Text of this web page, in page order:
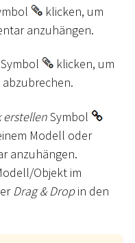
klicken, um
anzuhängen.
Symbol
klicken, um
erstellenSymbol
Modell oder
anzuhängen.
Objekt im
Drag & Dropin den